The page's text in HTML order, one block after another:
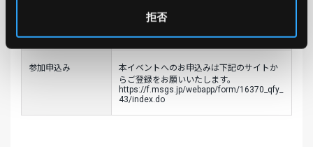
拒否
※上記の内容は予告なく変更する場合があ
ります。あらかじめご了承ください。
参加申込み
本イベントへのお申込みは下記のサイトか
らご登録をお願いいたします。
https://f.msgs.jp/webapp/form/16370_qfy_
43/index.do